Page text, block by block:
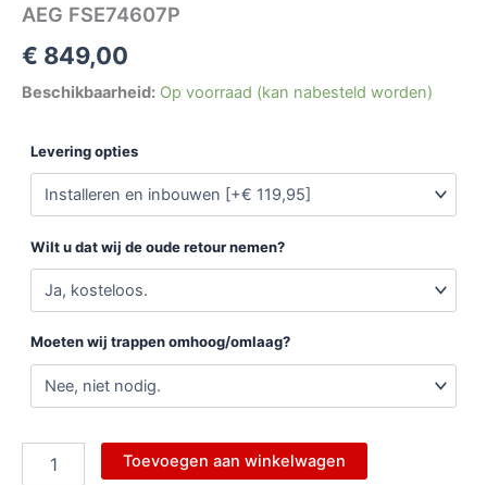
AEG FSE74607P
€ 849,00
Beschikbaarheid: Op voorraad (kan nabesteld worden)
Levering opties
Wilt u dat wij de oude retour nemen?
Moeten wij trappen omhoog/omlaag?
Toevoegen aan winkelwagen